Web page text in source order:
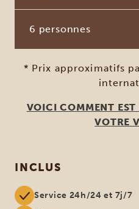
6 personnes
* Prix approximatifs
VOICI COMMENT
VOTRE
INCLUS
Service 24h/24 et 7j/7